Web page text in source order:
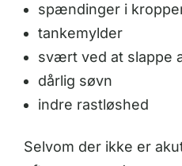
spændinger i
tankemylder
svært ved at slappe
dårlig søvn
indre rastløshed
Selvom der ikke er